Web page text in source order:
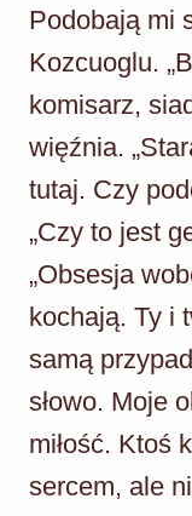
Podobają mi
Kozcuoglu.
komisarz,
więźnia.
tutaj. Czy
„Czy to jest
„Obsesja
kochają. Ty i
samą
słowo. Moje
miłość. Ktoś
sercem, ale